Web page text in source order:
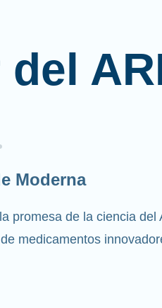
Moderna
promesa de la ciencia del
medicamentos